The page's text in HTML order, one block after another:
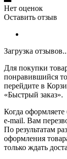
Нет оценок
Оставить отзыв
Загрузка
Для покупки
понравившийся
перейдите в
«Быстрый заказ».
Когда
e-mail. Вам
По результатам
оформления
только ждать